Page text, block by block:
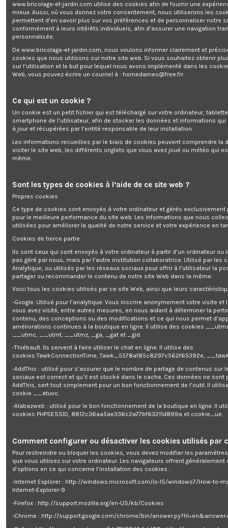
Cartouche anti calcaire 950 gr - Atlas Filtri
Marque: VITAL
Rupture de stock
0,00 €
TTC
Cartouche anti calcaire 950 gr -
Enim quis fugiat consequat elit minim nisi eu occaecat occaecat
deserunt aliquip nisi ex deserunt.
Description
Reviews(0)
Cartouche avec raccord rapide à double joint torique de 45mm.
Température de service: max 35°.
Hauteur: 25cm.
Convient pour le systême de filtration 7920002
www.bricolage-et-jardin.com utilise des cookies afin de fournir une
mieux. Aussi, où vous donnez votre consentement, nous utiliserons les
permettent d’en savoir plus sur vos préférences et de personnaliser notre
conformément à leurs intérêts individuels, afin d’assurer une navigation
personnalisée.
De www.bricolage-et-jardin.com, nous voulons informer clairement et
cookies que nous utilisons sur notre site web. Si vous souhaitez obtenir
sur l’utilisation et le but pour lequel nous avons implémenté dans les
Web, vous pouvez écrire un courriel à : homedames@free.frr.
Ce qui est un cookie ?
Un cookie est un petit fichier qui est téléchargé sur votre ordinateur,
smartphone de l’utilisateur, afin de stocker les données et informations
à jour et récupérées par l’entité responsable de leur installation.
Les informations recueillies par le biais de cookies peuvent comprendre la
visiter le site web, les différents onglets que vous avez joué ou météo qui
même.
Sont les types de cookies à l’aide de ce site web ?
Propres cookies
Ce type de cookies sont envoyés à votre ordinateur et gérés exclusivement
pour le meilleure performance du site web. Les informations que nous
utilisées pour améliorer la qualité de notre service et votre expérience en
Cookies de tierce partie
Ils sont ceux qui sont envoyés à votre ordinateur à partir d’un ordinateur ou
pas géré par nous, mais par l’autre institution collaboratrice. Utilisé par les
Analytique, ou utilisés par les réseaux sociaux pour offrir à l’utilisateur la
partager ou recommander le contenu de notre site Web dans la même.
Voici tous les cookies utilisés par ce site Web, ainsi que leurs
-Google. Utilisé pour l’analytique. Vous inscrire anonymement votre visite et
vous avez visité, entre autres mesures, en nous aidant à déterminer la
contenu, des conceptions ou des modifications et ce qui nous permet
améliorations continues à la boutique en ligne. Il utilise des cookies
__utmc, __utmt, __utmz, _ga, _gat et _gid.
-Thiébault. Ils servent à faire utiliser le chat en ligne. Il utilise des
cookies TawkConnectionTime, Tawk_5578af85c8297c562f65392e,
-AddThis : utilisé pour s’assurer que le nombre de partage de contenus sur
sociaux est correct et qu’il est stocké dans le cache. Ces données ne sont
AddThis, sert tout simplement pour un bon fonctionnement de l’outil. Il
cookie __atuvc.
-Alabazweb : utilisé pour le bon fonctionnement de la boutique en ligne. Il
cookies PHPSESSID, 8812c36aa5ae336c2a77bf63211d899a et cookie_ue.
Comment configurer ou désactiver les cookies utilisés par
Pour restreindre ou bloquer les cookies, vous devez modifier les
que vous utilisez sur votre ordinateur. Les navigateurs offrent généralement
d’options en ce qui concerne l’installation des cookies :
-Internet Explorer : http://windows.microsoft.com/is-IS/windows7/How-to-
Internet-Explorer-9
-Firefox : http://support.mozilla.org/en-US/kb/Cookies
-Chrome : http://support.google.com/chrome/bin/